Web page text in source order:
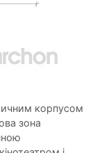
корпусом
зона